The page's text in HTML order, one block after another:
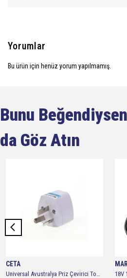
Yorumlar
Bu ürün için henüz yorum yapılmamış.
Bunu
da Göz Atın
CETA
Universal Avustralya Priz Çevirici Topraklı